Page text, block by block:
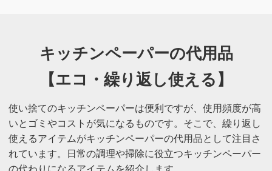
キッチンペーパーの代用品
【エコ・繰り返し使える】
使い捨てのキッチンペーパーは便利ですが、使用頻度が高
いとゴミやコストが気になるものです。そこで、繰り返し
使えるアイテムがキッチンペーパーの代用品として注目さ
れています。日常の調理や掃除に役立つキッチンペーパー